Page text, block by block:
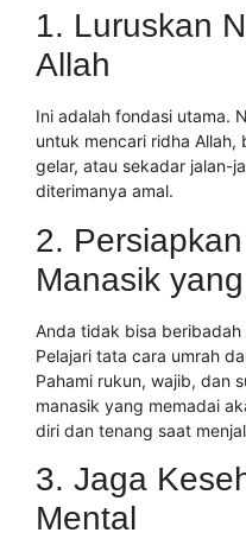
1. Luruskan
Allah
Ini adalah fondasi utama.
untuk mencari ridha Allah,
gelar, atau sekadar jalan-
diterimanya amal.
2.
Manasik
Anda tidak bisa
Pelajari tata cara umrah
Pahami rukun, wajib, dan
manasik yang memadai
diri dan tenang saat
3. Jaga
Mental